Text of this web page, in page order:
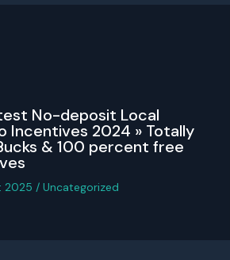
No-deposit Local
Incentives 2024 » Totally
& 100 percent free
2025 / Uncategorized